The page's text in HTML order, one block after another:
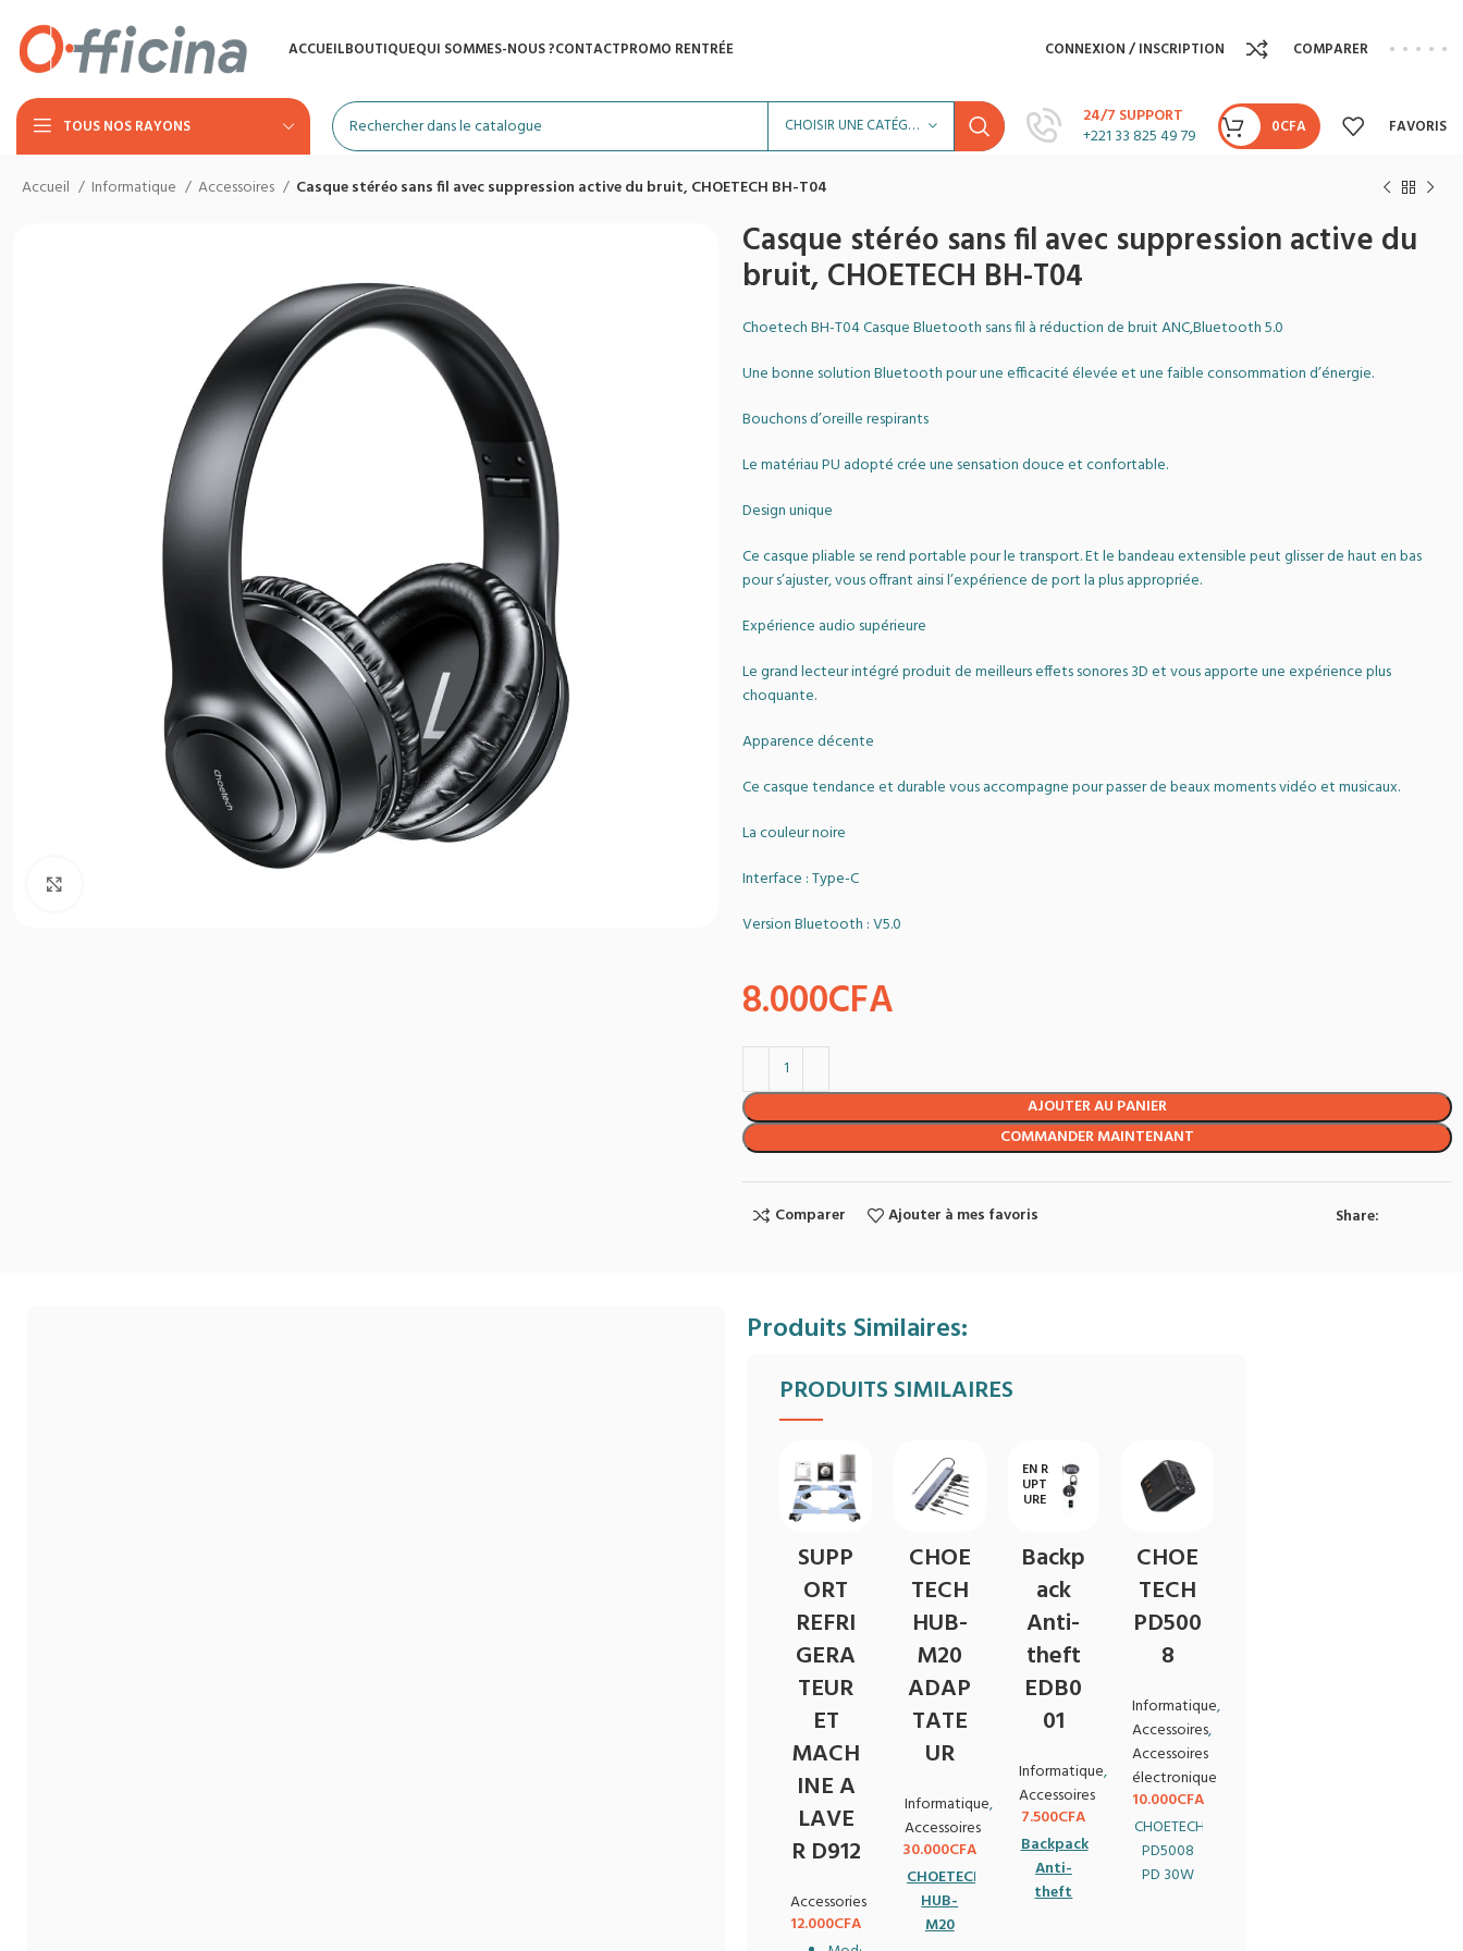
ACCUEILBOUTIQUEQUI SOMMES-NOUS ?CONTACTPROMO RENTRÉE CONNEXION / INSCRIPTION COMPARER
TOUS NOS RAYONS CHOISIR UNE CATÉGORIE
24/7 SUPPORT
+221 33 825 49 79
0CFA FAVORIS
Accueil Informatique Accessoires Casque stéréo sans fil avec suppression active du bruit, CHOETECH BH-T04
Casque stéréo sans fil avec suppression active du
bruit, CHOETECH BH-T04
Choetech BH-T04 Casque Bluetooth sans fil à réduction de bruit ANC,Bluetooth 5.0
Une bonne solution Bluetooth pour une efficacité élevée et une faible consommation d’énergie.
Bouchons d’oreille respirants
Le matériau PU adopté crée une sensation douce et confortable.
Design unique
Ce casque pliable se rend portable pour le transport. Et le bandeau extensible peut glisser de haut en bas
pour s’ajuster, vous offrant ainsi l’expérience de port la plus appropriée.
Expérience audio supérieure
Le grand lecteur intégré produit de meilleurs effets sonores 3D et vous apporte une expérience plus
choquante.
Apparence décente
Ce casque tendance et durable vous accompagne pour passer de beaux moments vidéo et musicaux.
La couleur noire
Interface : Type-C
Version Bluetooth : V5.0
8.000CFA
AJOUTER AU PANIER
COMMANDER MAINTENANT
Comparer Ajouter à mes favoris Share:
Produits Similaires:
PRODUITS SIMILAIRES
SUPP
ORT
REFRI
GERA
TEUR
ET
MACH
INE A
LAVE
R D912
Accessories
12.000CFA
CHOE
TECH
HUB-
M20
ADAP
TATE
UR
Informatique,
Accessoires
30.000CFA
CHOETECH
HUB-
M20
EN R
UPT
URE
Backp
ack
Anti-
theft
EDB0
01
Informatique,
Accessoires
7.500CFA
Backpack
Anti-
theft
CHOE
TECH
PD500
8
Informatique,
Accessoires,
Accessoires
électronique
10.000CFA
CHOETECH
PD5008
PD 30W